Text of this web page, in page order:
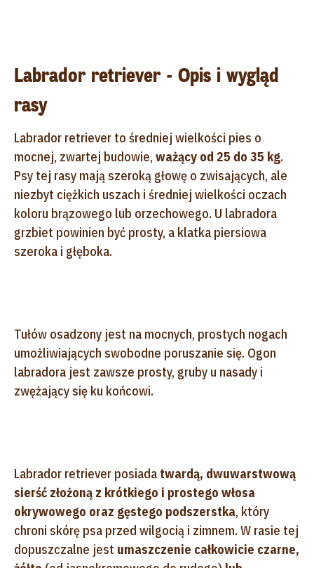
Labrador retriever - Opis i wygląd
rasy
Labrador retriever to średniej wielkości pies o
mocnej, zwartej budowie, ważący od 25 do 35 kg.
Psy tej rasy mają szeroką głowę o zwisających, ale
niezbyt ciężkich uszach i średniej wielkości oczach
koloru brązowego lub orzechowego. U labradora
grzbiet powinien być prosty, a klatka piersiowa
szeroka i głęboka.
Tułów osadzony jest na mocnych, prostych nogach
umożliwiających swobodne poruszanie się. Ogon
labradora jest zawsze prosty, gruby u nasady i
zwężający się ku końcowi.
Labrador retriever posiada twardą, dwuwarstwową
sierść złożoną z krótkiego i prostego włosa
okrywowego oraz gęstego podszerstka, który
chroni skórę psa przed wilgocią i zimnem. W rasie tej
dopuszczalne jest umaszczenie całkowicie czarne,